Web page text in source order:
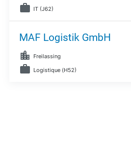
IT (J62)
MAF Logistik GmbH
Freilassing
Logistique (H52)